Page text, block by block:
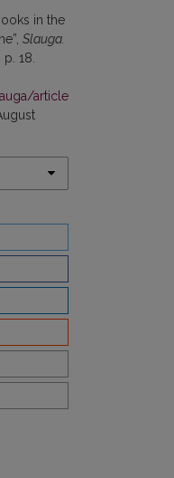
in the
Slauga.
p. 18.
article